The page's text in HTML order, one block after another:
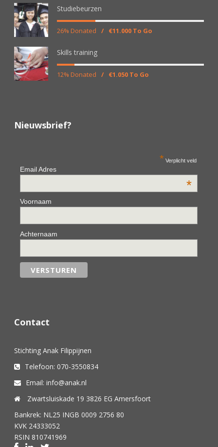
Studiebeurzen
26% Donated / €11.000 To Go
Skills training
12% Donated / €1.050 To Go
Nieuwsbrief?
* Verplicht veld
Email Adres
*
Voornaam
Achternaam
Contact
Stichting Anak Filippijnen
Telefoon: 070-3550834
Email: info@anak.nl
Zwartsluiskade 19 3826 EG Amersfoort
Bankrek: NL25 INGB 0009 2756 80
KVK 24333052
RSIN 810741969